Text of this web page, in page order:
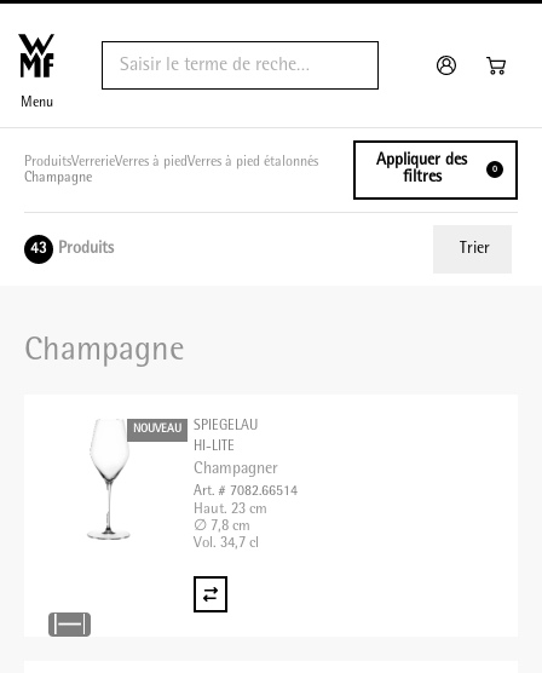
Menu
ProduitsVerrerieVerres à piedVerres à pied étalonnés
Champagne
Appliquer des
filtres
0
43 Produits Trier
Champagne
NOUVEAU
SPIEGELAU
HI-LITE
Champagner
Art. # 7082.66514
Haut. 23 cm
∅ 7,8 cm
Vol. 34,7 cl